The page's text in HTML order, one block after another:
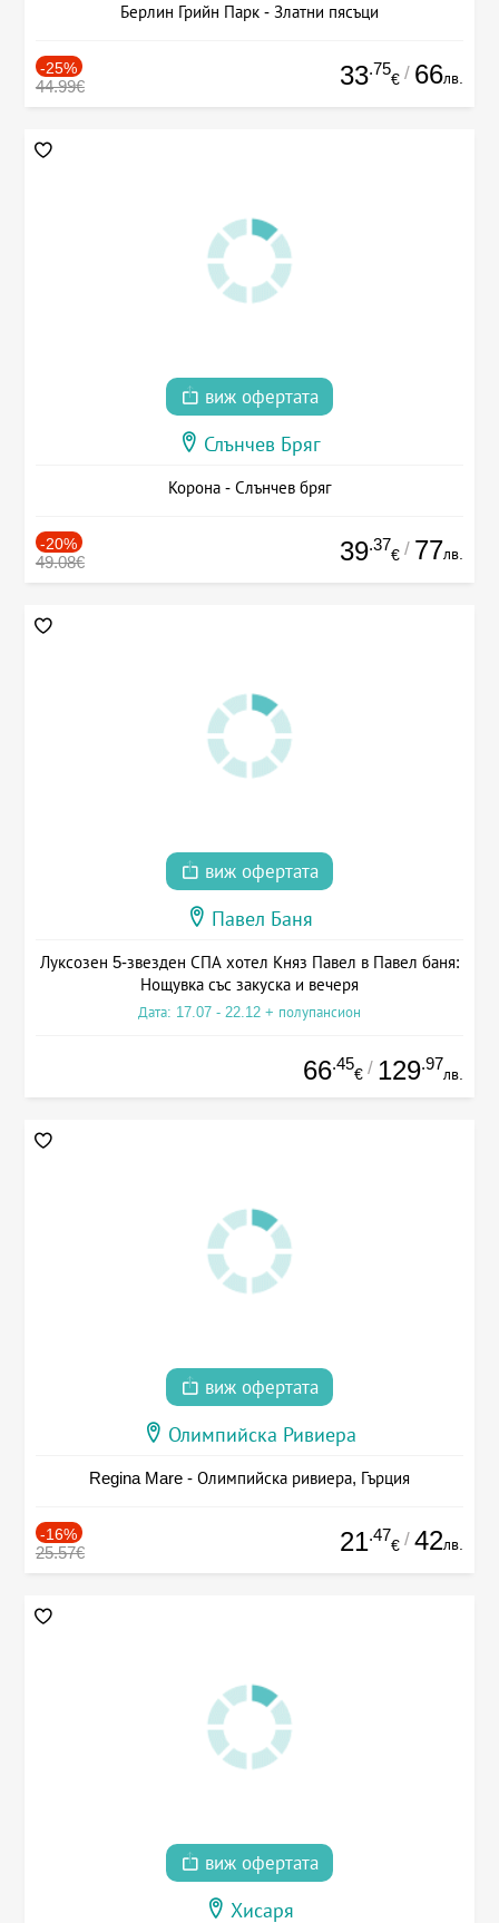
Берлин Грийн Парк - Златни пясъци
-25%
44.99€ 33.75
€ / 66лв.
виж офертата
Слънчев Бряг
Корона - Слънчев бряг
-20%
49.08€ 39.37
€ / 77лв.
виж офертата
Павел Баня
Луксозен 5-звезден СПА хотел Княз Павел в Павел баня:
Нощувка със закуска и вечеря
Дата: 17.07 - 22.12 + полупансион
66.45
€ / 129.97
лв.
виж офертата
Олимпийска Ривиера
Regina Mare - Олимпийска ривиера, Гърция
-16%
25.57€ 21.47
€ / 42лв.
виж офертата
Хисаря